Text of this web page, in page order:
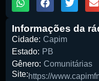
Informações da
Cidade: Capim
Estado: PB
Gênero: Comunitárias
Site:https://